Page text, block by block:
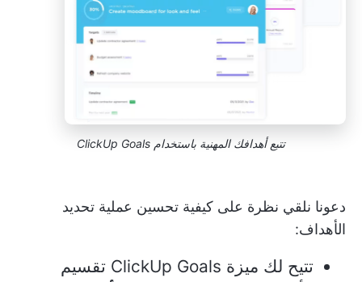
تتبع أهدافك المهنية باستخدام ClickUp Goals
دعونا نلقي نظرة على كيفية تحسين عملية تحديد
الأهداف:
تتيح لك ميزة ClickUp Goals تقسيم